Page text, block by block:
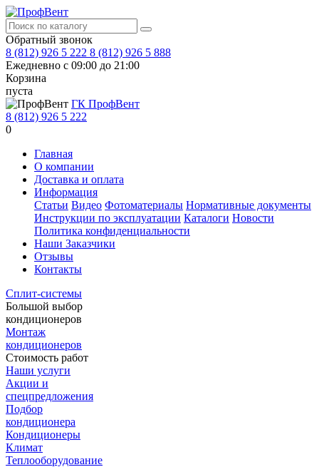
Обратный звонок
8 (812) 926 5 222 8 (812) 926 5 888
Ежедневно с 09:00 до 21:00
Корзина
пуста
ГК ПрофВент
8 (812) 926 5 222
0
Главная
О компании
Доставка и оплата
Информация
Статьи Видео Фотоматериалы Нормативные документы
Инструкции по эксплуатации Каталоги Новости
Политика конфиденциальности
Наши Заказчики
Отзывы
Контакты
Сплит-системы
Большой выбор
кондиционеров
Монтаж
кондиционеров
Стоимость работ
Наши услуги
Акции и
спецпредложения
Подбор
кондиционера
Кондиционеры
Климат
Теплооборудование